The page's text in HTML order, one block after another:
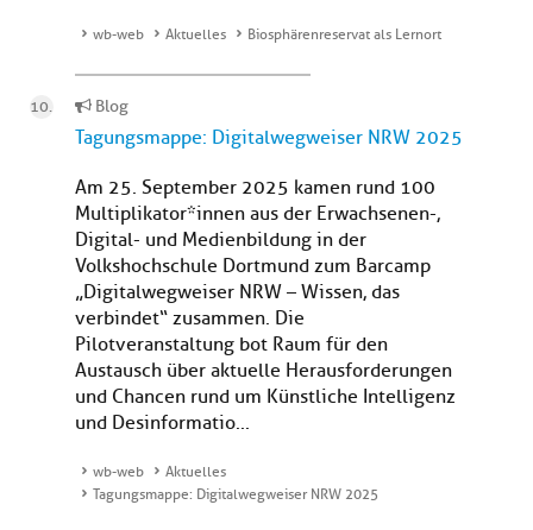
wb-web Aktuelles Biosphärenreservat als Lernort
Blog
Tagungsmappe: Digitalwegweiser NRW 2025
Am 25. September 2025 kamen rund 100
Multiplikator*innen aus der Erwachsenen-,
Digital- und Medienbildung in der
Volkshochschule Dortmund zum Barcamp
„Digitalwegweiser NRW – Wissen, das
verbindet“ zusammen. Die
Pilotveranstaltung bot Raum für den
Austausch über aktuelle Herausforderungen
und Chancen rund um Künstliche Intelligenz
und Desinformatio...
wb-web
Aktuelles
Tagungsmappe: Digitalwegweiser NRW 2025